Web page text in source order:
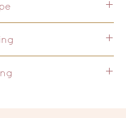
300 gram/s uit Italië.
authentiek karakter.
met gomsluiting.
verstevigde enveloppe of